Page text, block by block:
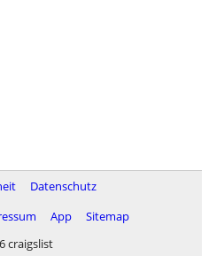
Datenschutz
App
Sitemap
craigslist